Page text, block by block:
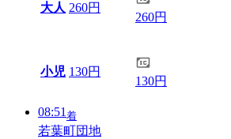
大人 260円
260円
小児 130円
130円
08:51 着
若葉町団地